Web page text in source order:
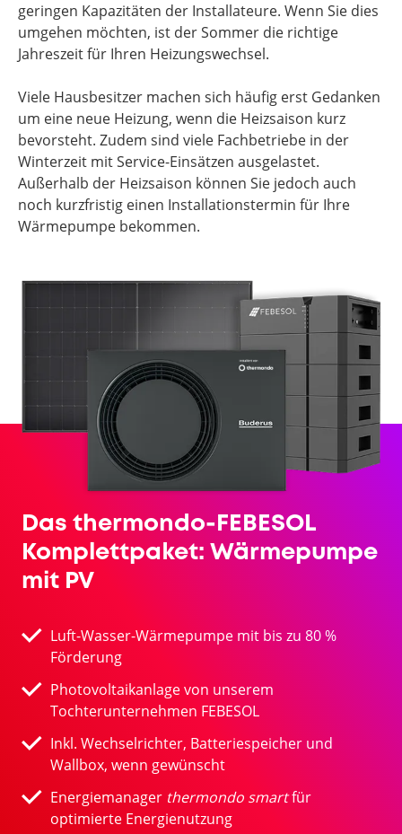
geringen Kapazitäten der Installateure. Wenn Sie dies
umgehen möchten, ist der Sommer die richtige
Jahreszeit für Ihren Heizungswechsel.
Viele Hausbesitzer machen sich häufig erst Gedanken
um eine neue Heizung, wenn die Heizsaison kurz
bevorsteht. Zudem sind viele Fachbetriebe in der
Winterzeit mit Service-Einsätzen ausgelastet.
Außerhalb der Heizsaison können Sie jedoch auch
noch kurzfristig einen Installationstermin für Ihre
Wärmepumpe bekommen.
Das thermondo-FEBESOL
Komplettpaket: Wärmepumpe
mit PV
Luft-Wasser-Wärmepumpe mit bis zu 80 %
Förderung
Photovoltaikanlage von unserem
Tochterunternehmen FEBESOL
Inkl. Wechselrichter, Batteriespeicher und
Wallbox, wenn gewünscht
Energiemanager thermondo smartfür
optimierte Energienutzung